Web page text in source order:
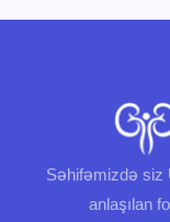
Səhifəmizdə siz
anlaşılan